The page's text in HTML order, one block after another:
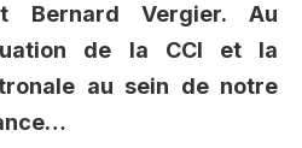
Bernard Vergier. Au
de la CCI et la
au sein de notre